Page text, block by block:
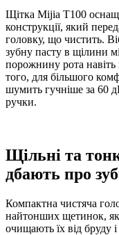
Щітка Mijia T100
конструкції, який
головку, що чистить.
зубну пасту в щілини
порожнину рота навіть
того, для більшого
шумить гучніше за 60
ручки.
Щільні та
дбають про
Компактна чистяча
найтонших щетинок,
очищають їх від бруду